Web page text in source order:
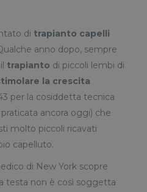
di trapianto capelli
anno dopo, sempre
trapianto di piccoli lembi di
la crescita
per la cosiddetta tecnica
ancora oggi) che
molto piccoli ricavati
capelluto.
di New York scopre
testa non è così soggetta